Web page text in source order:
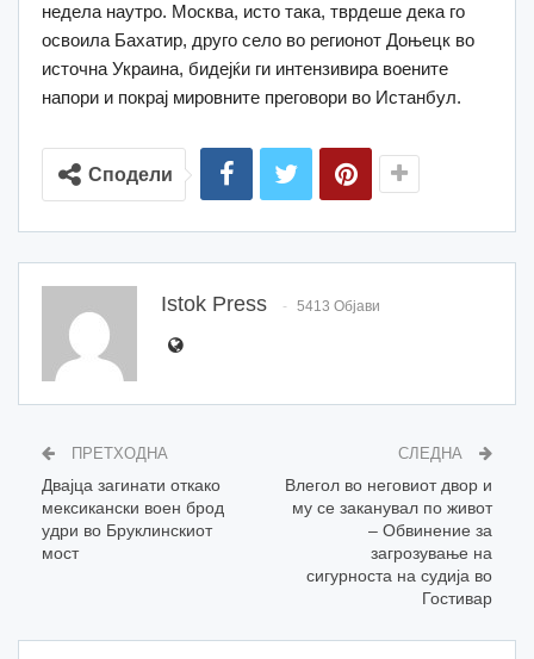
недела наутро. Москва, исто така, тврдеше дека го
освоила Бахатир, друго село во регионот Доњецк во
источна Украина, бидејќи ги интензивира воените
напори и покрај мировните преговори во Истанбул.
Сподели
Istok Press 5413 Објави
ПРЕТХОДНА
Двајца загинати откако
мексикански воен брод
удри во Бруклинскиот
мост
СЛЕДНА
Влегол во неговиот двор и
му се заканувал по живот
– Обвинение за
загрозување на
сигурноста на судија во
Гостивар